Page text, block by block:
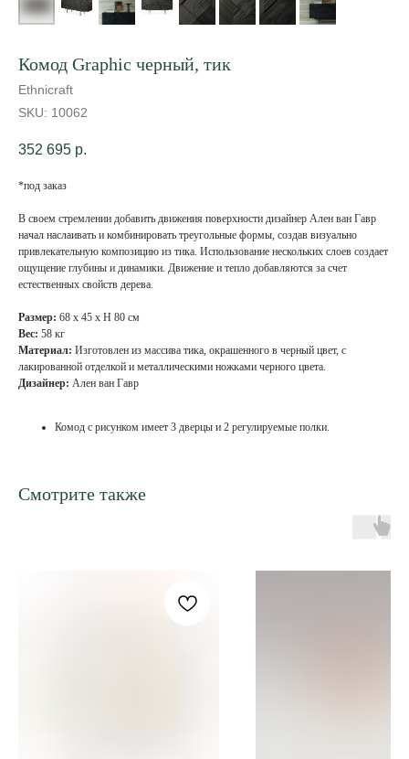
Комод Graphic черный, тик
Ethnicraft
SKU: 10062
352 695 р.
*под заказ
В своем стремлении добавить движения поверхности дизайнер Ален ван Гавр
начал наслаивать и комбинировать треугольные формы, создав визуально
привлекательную композицию из тика. Использование нескольких слоев создает
ощущение глубины и динамики. Движение и тепло добавляются за счет
естественных свойств дерева.
Размер: 68 х 45 х Н 80 см
Вес: 58 кг
Материал: Изготовлен из массива тика, окрашенного в черный цвет, с
лакированной отделкой и металлическими ножками черного цвета.
Дизайнер: Ален ван Гавр
Комод с рисунком имеет 3 дверцы и 2 регулируемые полки.
Смотрите также